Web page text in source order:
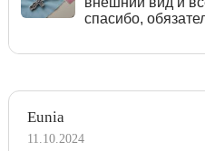
спасибо,
Eunia
11.10.2024